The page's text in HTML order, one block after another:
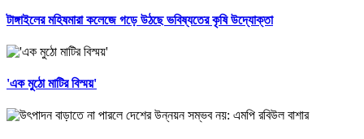
টাঙ্গাইলের মহিষমারা কলেজে গড়ে উঠছে ভবিষ্যতের কৃষি উদ্যোক্তা
'এক মুঠো মাটির বিস্ময়'